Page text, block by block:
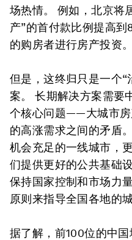
场热情。 例如，北京将
产”的首付款比例提高
的购房者进行房产投资。
但是，这终归只是一个
案。 长期解决方案需要
个核心问题——大城市房
的高涨需求之间的矛盾
机会充足的一线城市，
们提供更好的公共基础
保持国家控制和市场力
原则来指导全国各地的
据了解，前100位的中